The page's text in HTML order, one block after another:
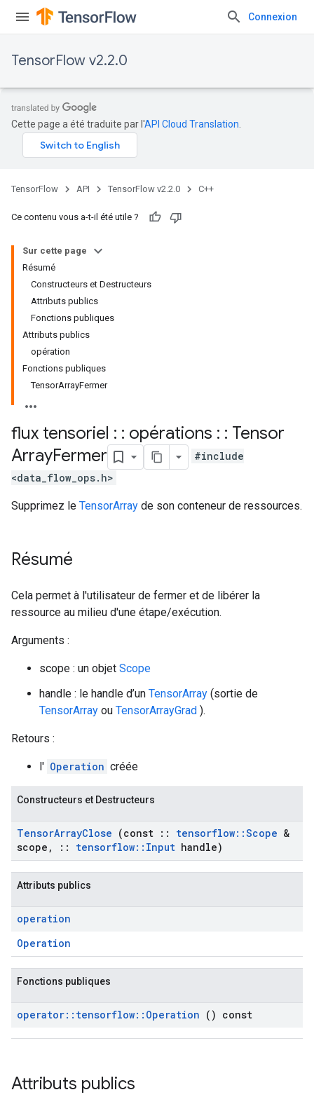
Connexion
TensorFlow v2.2.0
Cette page a été traduite par l'API Cloud Translation
TensorFlow API TensorFlow v2.2.0 C++
Ce contenu vous a-t-il été utile ?
Sur cette page
Résumé
Constructeurs et Destructeurs
Attributs publics
Fonctions publiques
Attributs publics
opération
Fonctions publiques
TensorArrayFermer
flux tensoriel : : opérations : : Tensor
ArrayFermer
#include
<data_flow_ops.h>
Supprimez le TensorArray de son conteneur de ressources.
Résumé
Cela permet à l'utilisateur de fermer et de libérer la
ressource au milieu d'une étape/exécution.
Arguments :
scope : un objet Scope
handle : le handle d’un TensorArray (sortie de
TensorArray ou TensorArrayGrad ).
Retours :
l' Operation créée
Constructeurs et Destructeurs
TensorArrayClose (const :: tensorflow::Scope &
scope , :: tensorflow:: Input handle)
Attributs publics
operation
Operation
Fonctions publiques
operator:: tensorflow:: Operation () const
Attributs publics